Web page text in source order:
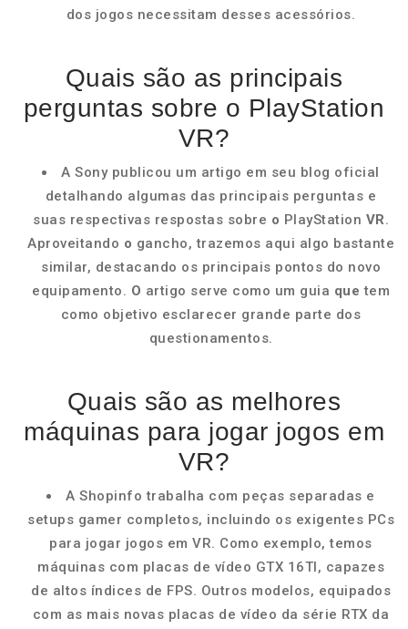
dos jogos necessitam desses acessórios.
Quais são as principais
perguntas sobre o PlayStation
VR?
A Sony publicou um artigo em seu blog oficial
detalhando algumas das principais perguntas e
suas respectivas respostas sobre o PlayStation VR.
Aproveitando o gancho, trazemos aqui algo bastante
similar, destacando os principais pontos do novo
equipamento. O artigo serve como um guia quetem
como objetivo esclarecer grande parte dos
questionamentos.
Quais são as melhores
máquinas para jogar jogos em
VR?
A Shopinfo trabalha com peças separadas e
setups gamer completos, incluindo os exigentes PCs
para jogar jogos em VR. Como exemplo, temos
máquinas com placas de vídeo GTX 16TI, capazes
de altos índices de FPS. Outros modelos, equipados
com as mais novas placas de vídeo da série RTX da